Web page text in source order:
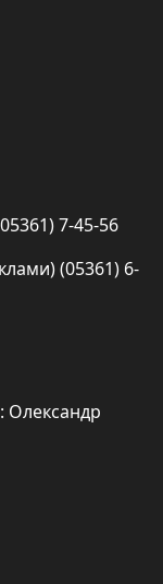
7-45-56
(05361) 6-
Олександр